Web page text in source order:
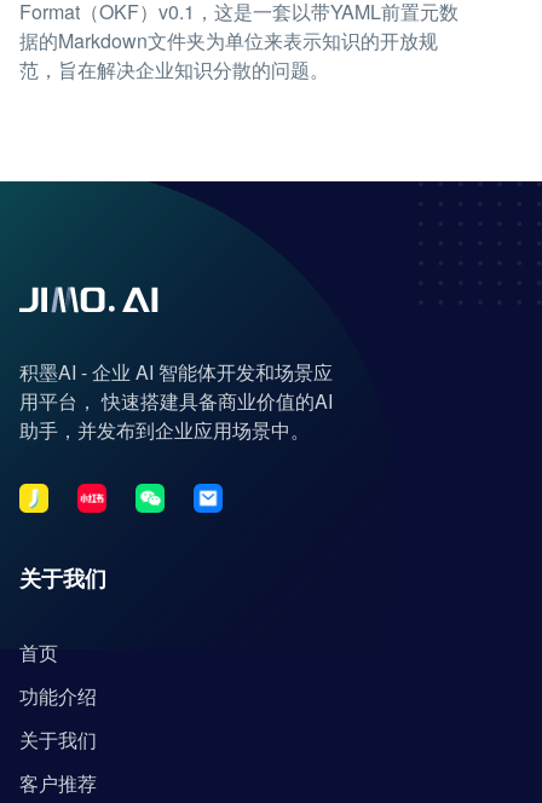
Format（OKF）v0.1，这是一套以带YAML前置元数
据的Markdown文件夹为单位来表示知识的开放规
范，旨在解决企业知识分散的问题。
积墨AI - 企业 AI 智能体开发和场景应
用平台， 快速搭建具备商业价值的AI
助手，并发布到企业应用场景中。
关于我们
首页
功能介绍
关于我们
客户推荐